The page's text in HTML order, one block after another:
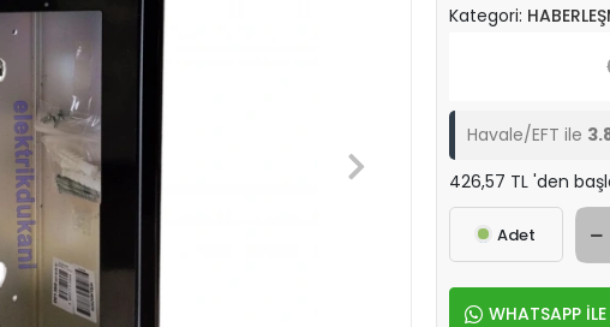
Kategori:
Havale/EFT ile
426,57 TL 'den
Adet
WHATSAPP